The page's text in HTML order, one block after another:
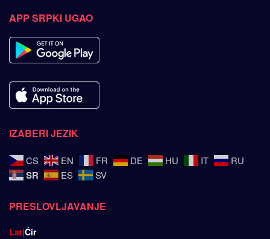
APP SRPKI UGAO
IZABERI JEZIK
CS EN FR DE HU IT RU
SR ES SV
PRESLOVLJAVANJE
Lat|Ćir